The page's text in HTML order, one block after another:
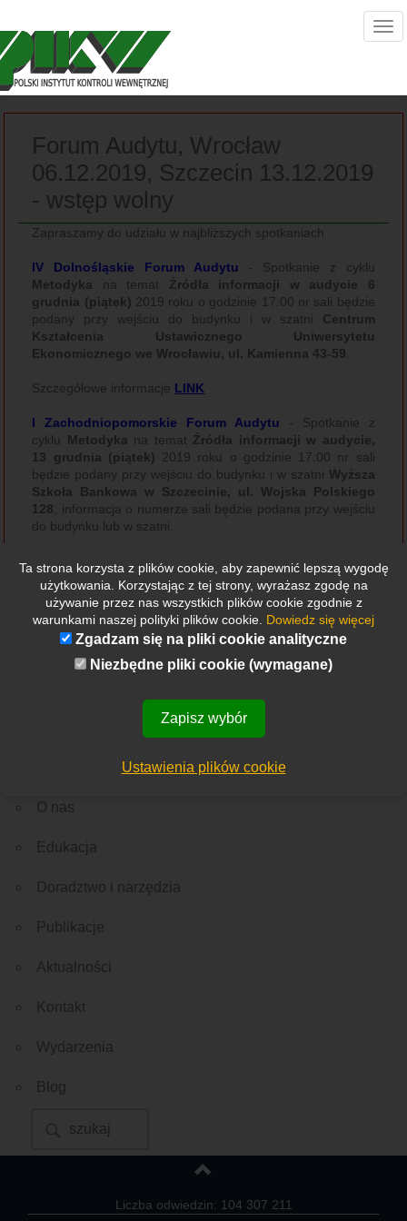
Forum Audytu, Wrocław
06.12.2019, Szczecin 13.12.2019
- wstęp wolny
Zapraszamy do udziału w najbliższych spotkaniach
IV Dolnośląskie Forum Audytu - Spotkanie z cyklu
Metodyka na temat Źródła informacji w audycie
6
grudnia (piątek) 2019 roku o godzinie 17:00 nr sali będzie
podany przy wejściu do budynku i w szatni Centrum
Kształcenia Ustawicznego Uniwersytetu
Ekonomicznego we Wrocławiu, ul. Kamienna 43-59
Szczegółowe informacje LINK
I Zachodniopomorskie Forum Audytu - Spotkanie z
cyklu
Metodyka na temat Źródła informacji w audycie,
13 grudnia (piątek) 2019 roku o godzinie 17:00 nr sali
będzie podany przy wejściu do budynku i w szatni Wyższa
Szkoła Bankowa w Szczecinie, ul. Wojska Polskiego
128
, informacja o numerze sali będzie podana przy wejściu
do budynku lub w szatni.
Szczegółowe informacje LINK
Zarząd PIKW i CAKW
Rekrutacja Ważne wydarzenie
O nas
Edukacja
Doradztwo i narzędzia
Publikacje
Aktualności
Kontakt
Wydarzenia
Blog
Liczba odwiedzin: 104 307 211
Ta strona korzysta z plików cookie, aby zapewnić lepszą wygodę
użytkowania. Korzystając z tej strony, wyrażasz zgodę na
używanie przez nas wszystkich plików cookie zgodnie z
warunkami naszej polityki plików cookie. Dowiedz się więcej
Zgadzam się na pliki cookie analityczne
Niezbędne pliki cookie (wymagane)
Zapisz wybór
Ustawienia plików cookie